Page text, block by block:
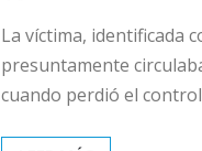
La víctima, identificada
presuntamente
cuando perdió el